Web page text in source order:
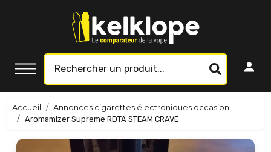
Accueil
Annonces cigarettes électroniques occasion
Aromamizer Supreme RDTA STEAM CRAVE